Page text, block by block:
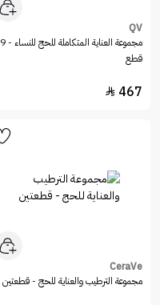
QV
مجموعة العناية المتكاملة للحج للنساء - 9
قطع
467

CeraVe
مجموعة الترطيب والعناية للحج - قطعتين